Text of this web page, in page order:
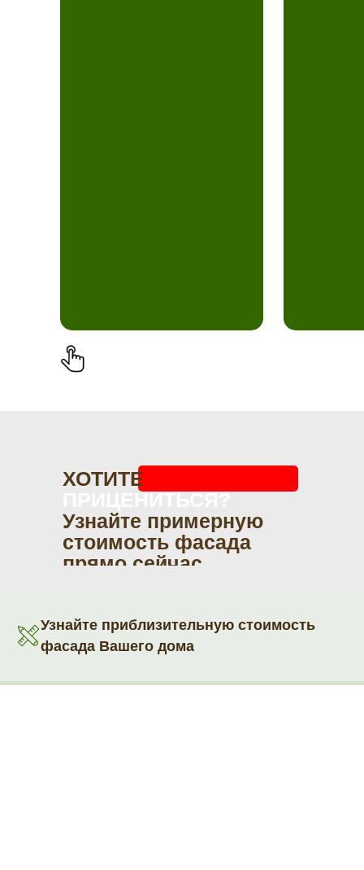
ХОТИТЕ
Узнайте примерную
стоимость фасада
прямо сейчас
Узнайте приблизительную стоимость
фасада Вашего дома